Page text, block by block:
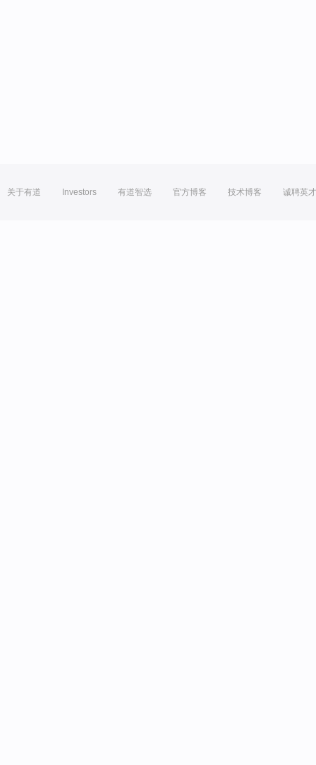
关于有道 Investors 有道智选 官方博客 技术博客 诚聘英才